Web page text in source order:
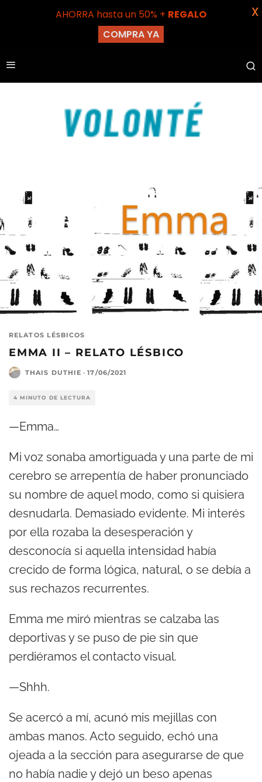
RELATOS LÉSBICOS
EMMA II – RELATO LÉSBICO
THAIS DUTHIE · 17/06/2021
4 MINUTO DE LECTURA
—Emma…
Mi voz sonaba amortiguada y una parte de mi
cerebro se arrepentía de haber pronunciado
su nombre de aquel modo, como si quisiera
desnudarla. Demasiado evidente. Mi interés
por ella rozaba la desesperación y
desconocía si aquella intensidad había
crecido de forma lógica, natural, o se debía a
sus rechazos recurrentes.
Emma me miró mientras se calzaba las
deportivas y se puso de pie sin que
perdiéramos el contacto visual.
—Shhh.
Se acercó a mí, acunó mis mejillas con
ambas manos. Acto seguido, echó una
ojeada a la sección para asegurarse de que
no había nadie y dejó un beso apenas
AHORRA hasta un 50% + REGALO
COMPRA YA
X